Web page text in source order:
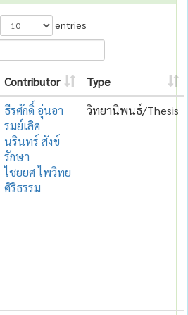
entries
Contributor
Type
ธีรศักดิ์ อุ่นอา
รมย์เลิศ
นรินทร์ สังข์
รักษา
ไชยยศ ไพวิทย
ศิริธรรม
วิทยานิพนธ์/Thesis